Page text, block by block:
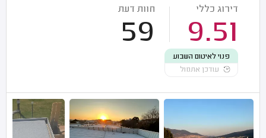
דירוג כללי
9.51
חוות דעת
59
פנוי לאיטום השבוע
עודכן אתמול